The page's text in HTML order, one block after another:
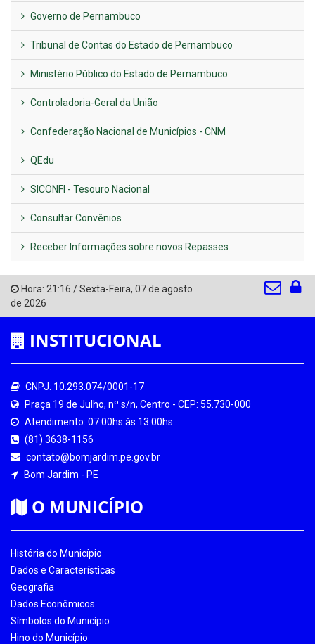
Governo de Pernambuco
Tribunal de Contas do Estado de Pernambuco
Ministério Público do Estado de Pernambuco
Controladoria-Geral da União
Confederação Nacional de Municípios - CNM
QEdu
SICONFI - Tesouro Nacional
Consultar Convênios
Receber Informações sobre novos Repasses
Hora: 21:16 /Sexta-Feira, 07 de agosto
de 2026
INSTITUCIONAL
CNPJ: 10.293.074/0001-17
Praça 19 de Julho, nº s/n, Centro - CEP: 55.730-000
Atendimento: 07:00hs às 13:00hs
(81) 3638-1156
contato@bomjardim.pe.gov.br
Bom Jardim - PE
O MUNICÍPIO
História do Município
Dados e Características
Geografia
Dados Econômicos
Símbolos do Município
Hino do Município